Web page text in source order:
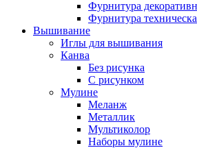
Фурнитура
Фурнитура
Вышивание
Иглы для вышивания
Канва
Без рисунка
С рисунком
Мулине
Меланж
Металлик
Мультиколор
Наборы мулине